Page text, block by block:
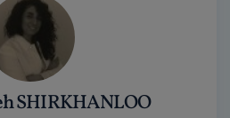
SHIRKHANLOO